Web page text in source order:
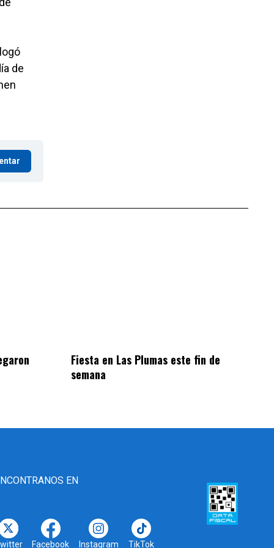
de
Fiesta en Las Plumas este fin de
semana
EN
Facebook Instagram TikTok